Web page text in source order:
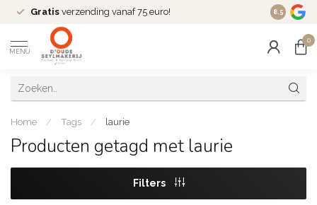
Gratis verzending vanaf 75 euro! Dé
8.5
MENU
0
Home / Tags / laurie
Producten getagd met laurie
Filters